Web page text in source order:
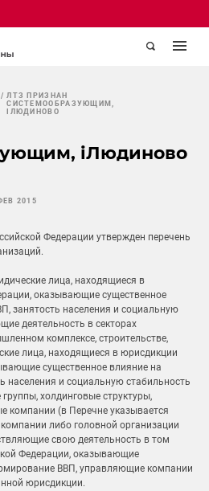
ЛТЗ ПРИЗНАН
СИСТЕМООБРАЗУЮЩИМ,
IЛЮДИНОВО
iЛюдиново
2015
Федерации утвержден перечень
лица, находящиеся в
оказывающие существенное
занятость населения и социальную
деятельность в секторах
комплексе, строительстве,
лица, находящиеся в юрисдикции
существенное влияние на
населения и социальную стабильность
холдинговые структуры,
компании (в Перечне указывается
либо головной организации
свою деятельность в том
Федерации, оказывающие
ВВП, управляющие компании
юрисдикции.